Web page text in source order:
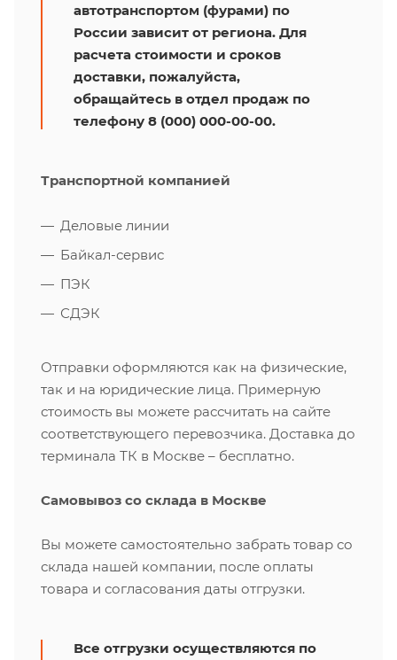
автотранспортом (фурами) по
России зависит от региона. Для
расчета стоимости и сроков
доставки, пожалуйста,
обращайтесь в отдел продаж по
телефону 8 (000) 000-00-00.
Транспортной компанией
Деловые линии
Байкал-сервис
ПЭК
СДЭК
Отправки оформляются как на физические,
так и на юридические лица. Примерную
стоимость вы можете рассчитать на сайте
соответствующего перевозчика. Доставка до
терминала ТК в Москве – бесплатно.
Самовывоз со склада в Москве
Вы можете самостоятельно забрать товар со
склада нашей компании, после оплаты
товара и согласования даты отгрузки.
Все отгрузки осуществляются по